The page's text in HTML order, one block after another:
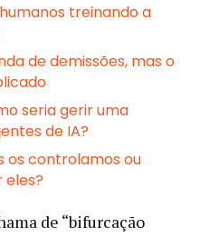
treinando a
de demissões, mas o
seria gerir uma
de IA?
os controlamos ou
de “bifurcação